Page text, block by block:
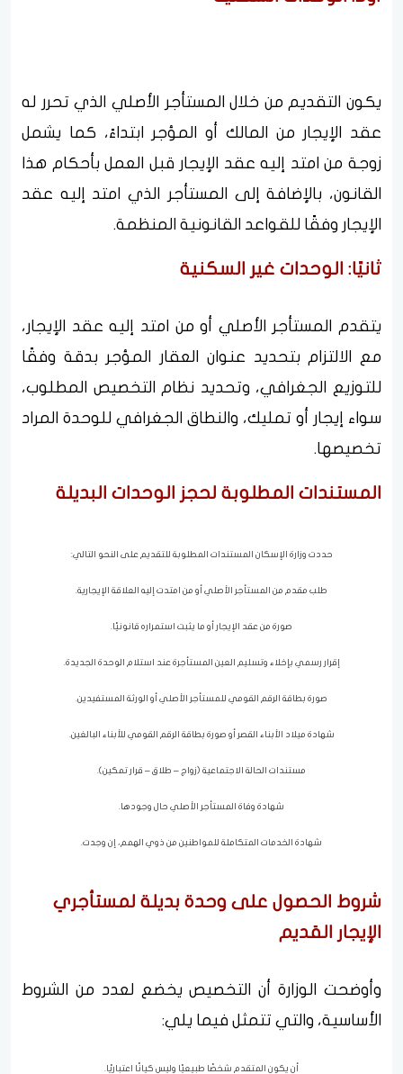
يكون التقديم من خلال المستأجر الأصلي الذي تحرر له
عقد الإيجار من المالك أو المؤجر ابتداءً، كما يشمل
زوجة من امتد إليه عقد الإيجار قبل العمل بأحكام هذا
القانون، بالإضافة إلى المستأجر الذي امتد إليه عقد
الإيجار وفقًا للقواعد القانونية المنظمة.
ثانيًا: الوحدات غير السكنية
يتقدم المستأجر الأصلي أو من امتد إليه عقد الإيجار،
مع الالتزام بتحديد عنوان العقار المؤجر بدقة وفقًا
للتوزيع الجغرافي، وتحديد نظام التخصيص المطلوب،
سواء إيجار أو تمليك، والنطاق الجغرافي للوحدة المراد
تخصيصها.
المستندات المطلوبة لحجز الوحدات البديلة
حددت وزارة الإسكان المستندات المطلوبة للتقديم على النحو التالي:
طلب مقدم من المستأجر الأصلي أو من امتدت إليه العلاقة الإيجارية.
صورة من عقد الإيجار أو ما يثبت استمراره قانونيًا.
إقرار رسمي بإخلاء وتسليم العين المستأجرة عند استلام الوحدة الجديدة.
صورة بطاقة الرقم القومي للمستأجر الأصلي أو الورثة المستفيدين.
شهادة ميلاد الأبناء القصر أو صورة بطاقة الرقم القومي للأبناء البالغين.
مستندات الحالة الاجتماعية (زواج – طلاق – قرار تمكين).
شهادة وفاة المستأجر الأصلي حال وجودها.
شهادة الخدمات المتكاملة للمواطنين من ذوي الهمم، إن وجدت.
شروط الحصول على وحدة بديلة لمستأجري
الإيجار القديم
وأوضحت الوزارة أن التخصيص يخضع لعدد من الشروط
الأساسية، والتي تتمثل فيما يلي:
أن يكون المتقدم شخصًا طبيعيًا وليس كيانًا اعتباريًا.